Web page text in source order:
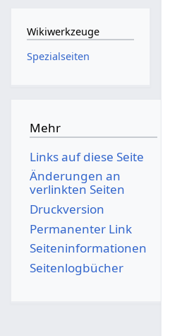
Wikiwerkzeuge
Spezialseiten
Mehr
Links auf diese Seite
Änderungen an
verlinkten Seiten
Druckversion
Permanenter Link
Seiten­­informationen
Seitenlogbücher